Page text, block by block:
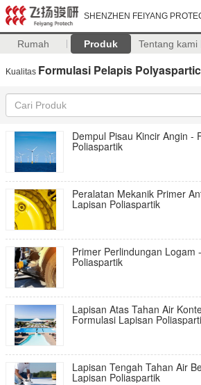
SHENZHEN FEIYANG
Rumah Produk Tentang kami
Kualitas Formulasi Pelapis Polyaspartic
Dempul Pisau Kincir Angin -
Poliaspartik
Peralatan Mekanik Primer
Lapisan Poliaspartik
Primer Perlindungan Logam
Poliaspartik
Lapisan Atas Tahan Air
Formulasi Lapisan
Lapisan Tengah Tahan Air
Lapisan Poliaspartik